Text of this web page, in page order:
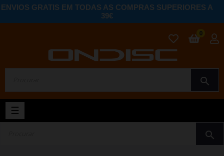
ENVIOS GRATIS EM TODAS AS COMPRAS SUPERIORES A
39€
search
0
Toggle
navigation
☰
search